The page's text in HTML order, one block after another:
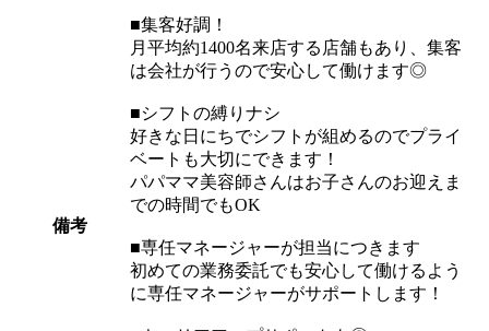
備考
■集客好調！
月平均約1400名来店する店舗もあり、集客
は会社が行うので安心して働けます◎
■シフトの縛りナシ
好きな日にちでシフトが組めるのでプライ
ベートも大切にできます！
パパママ美容師さんはお子さんのお迎えま
での時間でもOK
■専任マネージャーが担当につきます
初めての業務委託でも安心して働けるよう
に専任マネージャーがサポートします！